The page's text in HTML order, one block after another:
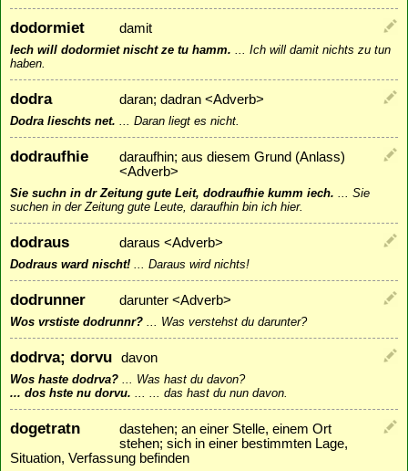
dodormiet damit
Iech will dodormiet nischt ze tu hamm.
Ich will damit nichts zu tun
haben.
dodra daran; dadran <Adverb>
Dodra lieschts net. Daran liegt es nicht.
dodraufhie
daraufhin; aus diesem Grund (Anlass)
<Adverb>
Sie suchn in dr Zeitung gute Leit, dodraufhie kumm iech.
Sie
suchen in der Zeitung gute Leute, daraufhin bin ich hier.
dodraus daraus <Adverb>
Dodraus ward nischt! Daraus wird nichts!
dodrunner darunter <Adverb>
Wos vrstiste dodrunnr? Was verstehst du darunter?
dodrva; dorvu davon
Wos haste dodrva?
Was hast du davon?
... dos hste nu dorvu.
... das hast du nun davon.
dogetratn
dastehen; an einer Stelle, einem Ort
stehen; sich in einer bestimmten Lage,
Situation, Verfassung befinden